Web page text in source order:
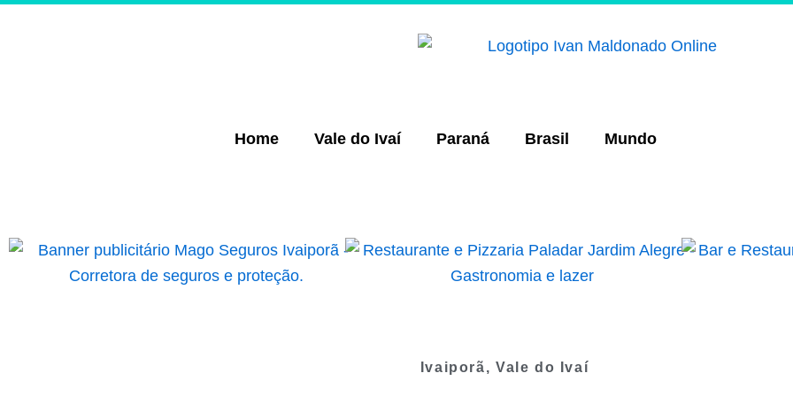
Home Vale do Ivaí Paraná Brasil Mundo
Ivaiporã, Vale do Ivaí